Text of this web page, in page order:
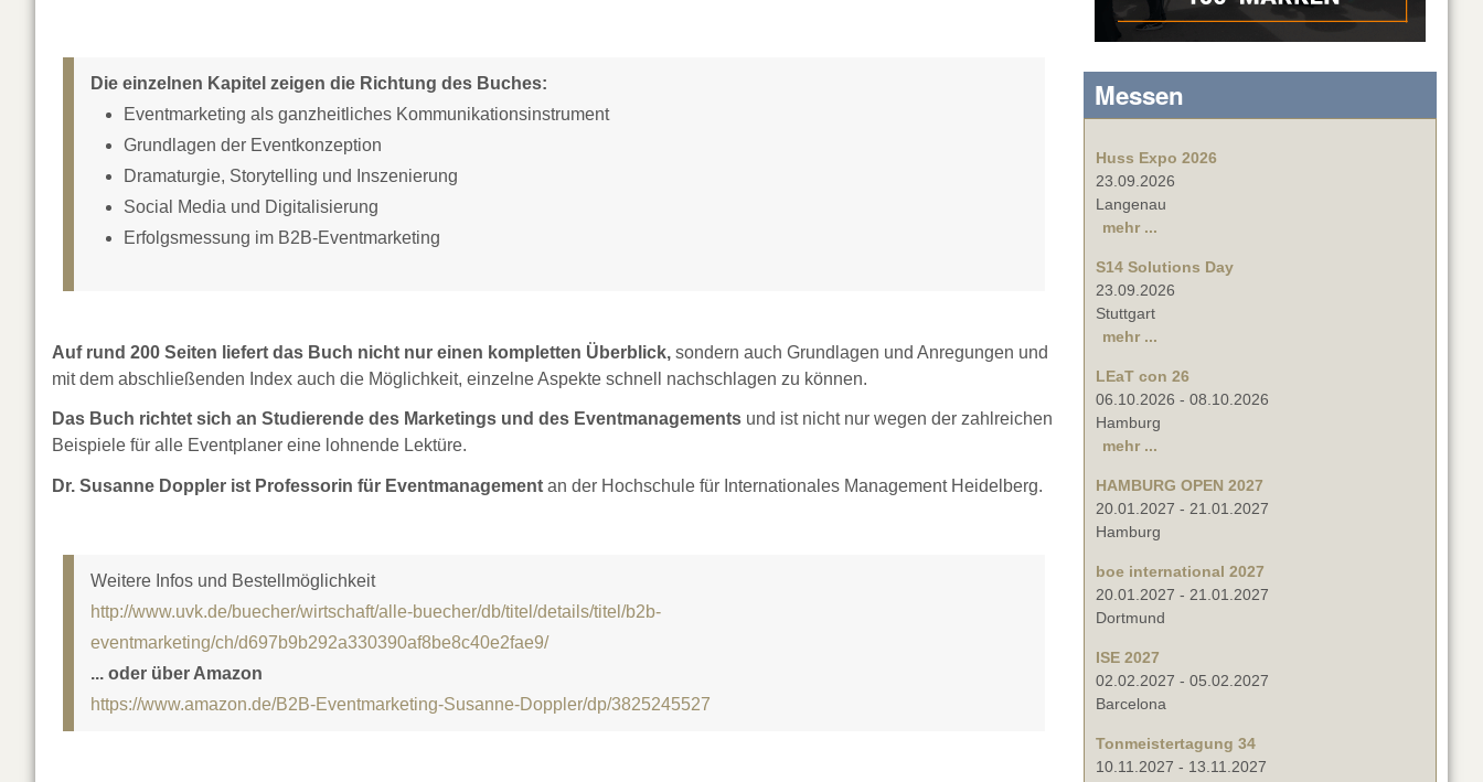
Die einzelnen Kapitel zeigen die Richtung des Buches:
Eventmarketing als ganzheitliches Kommunikationsinstrument
Grundlagen der Eventkonzeption
Dramaturgie, Storytelling und Inszenierung
Social Media und Digitalisierung
Erfolgsmessung im B2B-Eventmarketing
Auf rund 200 Seiten liefert das Buch nicht nur einen kompletten Überblick, sondern auch Grundlagen und Anregungen und
mit dem abschließenden Index auch die Möglichkeit, einzelne Aspekte schnell nachschlagen zu können.
Das Buch richtet sich an Studierende des Marketings und des Eventmanagements und ist nicht nur wegen der zahlreichen
Beispiele für alle Eventplaner eine lohnende Lektüre.
Dr. Susanne Doppler ist Professorin für Eventmanagement an der Hochschule für Internationales Management Heidelberg.
Weitere Infos und Bestellmöglichkeit
http://www.uvk.de/buecher/wirtschaft/alle-buecher/db/titel/details/titel/b2b-
eventmarketing/ch/d697b9b292a330390af8be8c40e2fae9/
... oder über Amazon
https://www.amazon.de/B2B-Eventmarketing-Susanne-Doppler/dp/3825245527
Messen
Huss Expo 2026
23.09.2026
Langenau
mehr ...
S14 Solutions Day
23.09.2026
Stuttgart
mehr ...
LEaT con 26
06.10.2026 - 08.10.2026
Hamburg
mehr ...
HAMBURG OPEN 2027
20.01.2027 - 21.01.2027
Hamburg
boe international 2027
20.01.2027 - 21.01.2027
Dortmund
ISE 2027
02.02.2027 - 05.02.2027
Barcelona
Tonmeistertagung 34
10.11.2027 - 13.11.2027